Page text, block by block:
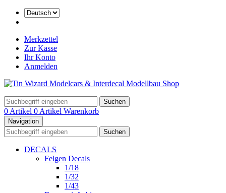
Merkzettel
Zur Kasse
Ihr Konto
Anmelden
Suchen
0 Artikel 0 Artikel Warenkorb
Navigation
Suchen
DECALS
Felgen Decals
1/18
1/32
1/43